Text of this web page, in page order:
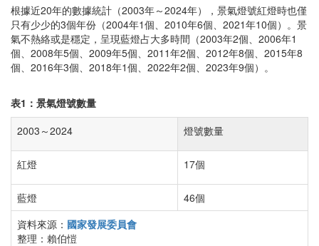
根據近20年的數據統計（2003年～2024年），景氣燈號紅燈時也僅
只有少少的3個年份（2004年1個、2010年6個、2021年10個）。景
氣不熱絡或是穩定，呈現藍燈占大多時間（2003年2個、2006年1
個、2008年5個、2009年5個、2011年2個、2012年8個、2015年8
個、2016年3個、2018年1個、2022年2個、2023年9個）。
表1：景氣燈號數量
2003～2024
燈號數量
紅燈 17個
藍燈
46個
資料來源： 國家發展委員會
整理：賴伯愷